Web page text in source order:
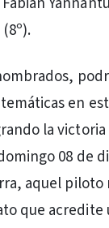
en
la
08 de
aquel piloto
que acredite